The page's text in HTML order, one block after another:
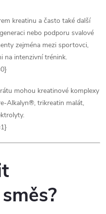
kreatinu a často také další
nebo podporu svalové
zejména mezi sportovci,
na intenzivní trénink.
mohou kreatinové komplexy
Alkalyn®, trikreatin malát,